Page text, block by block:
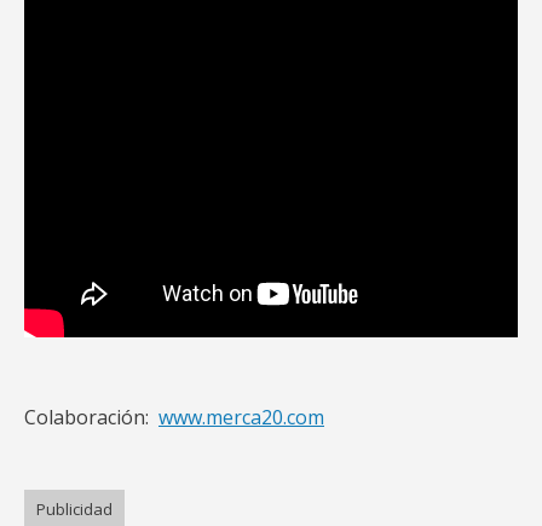
Colaboración: www.merca20.com
Publicidad